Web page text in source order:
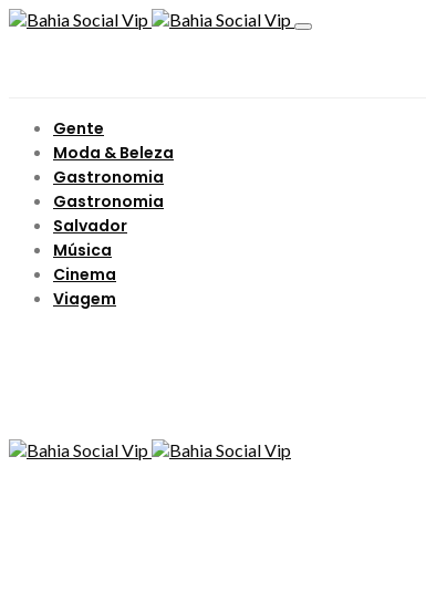
Gente
Moda & Beleza
Gastronomia
Gastronomia
Salvador
Música
Cinema
Viagem